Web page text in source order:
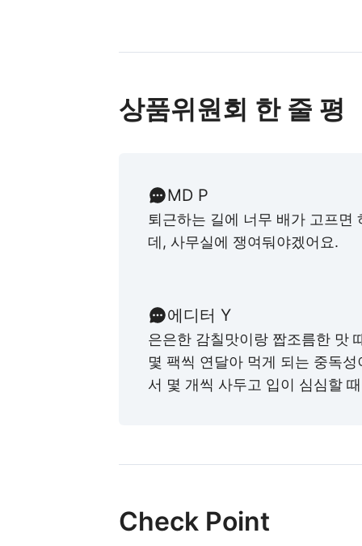
상품위원회 한 줄 평
MD P
퇴근하는 길에 너무 배가 고프면
데, 사무실에 쟁여둬야겠어요.
에디터 Y
은은한 감칠맛이랑 짭조름한 맛
몇 팩씩 연달아 먹게 되는 중독
서 몇 개씩 사두고 입이 심심할
Check Point